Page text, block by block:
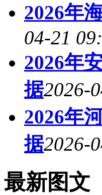
2026年
04-21
2026年
据2026-
2026年
据2026-
最新图文